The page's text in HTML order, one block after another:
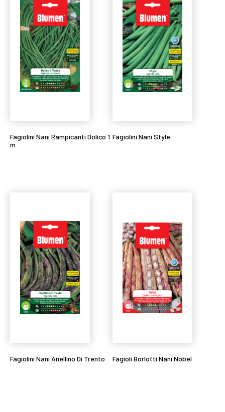
Fagiolini Nani Rampicanti Dolico 1
m
Fagiolini Nani Style
Fagiolini Nani Anellino Di Trento Fagioli Borlotti Nani Nobel